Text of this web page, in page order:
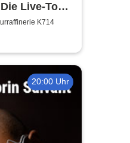
Live-Tour
K714
20:00 Uhr